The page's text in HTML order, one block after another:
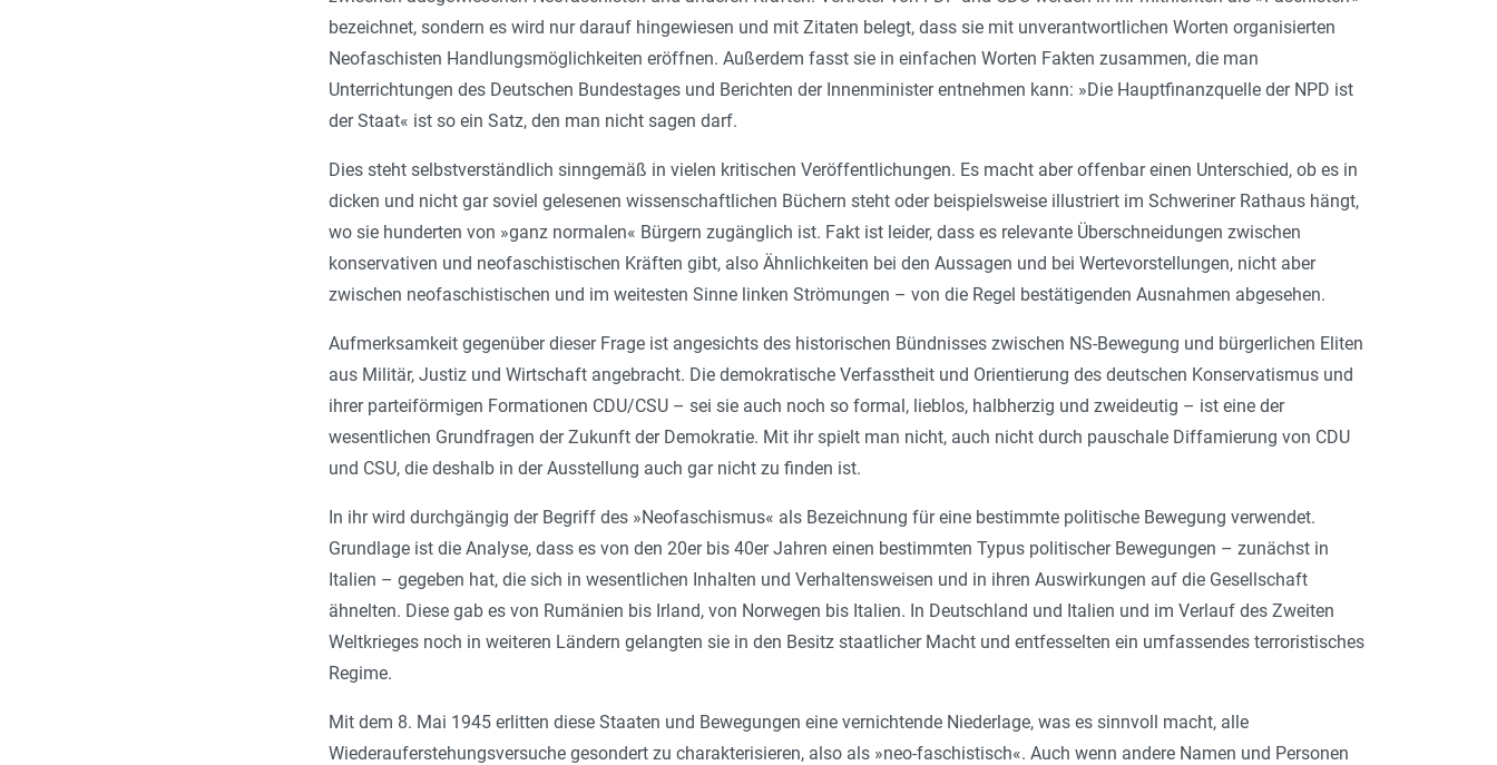
bezeichnet, sondern es wird nur darauf hingewiesen und mit Zitaten belegt, dass sie mit unverantwortlichen Worten organisierten
Neofaschisten Handlungsmöglichkeiten eröffnen. Außerdem fasst sie in einfachen Worten Fakten zusammen, die man
Unterrichtungen des Deutschen Bundestages und Berichten der Innenminister entnehmen kann: »Die Hauptfinanzquelle der NPD ist
der Staat« ist so ein Satz, den man nicht sagen darf.
Dies steht selbstverständlich sinngemäß in vielen kritischen Veröffentlichungen. Es macht aber offenbar einen Unterschied, ob es in
dicken und nicht gar soviel gelesenen wissenschaftlichen Büchern steht oder beispielsweise illustriert im Schweriner Rathaus hängt,
wo sie hunderten von »ganz normalen« Bürgern zugänglich ist. Fakt ist leider, dass es relevante Überschneidungen zwischen
konservativen und neofaschistischen Kräften gibt, also Ähnlichkeiten bei den Aussagen und bei Wertevorstellungen, nicht aber
zwischen neofaschistischen und im weitesten Sinne linken Strömungen – von die Regel bestätigenden Ausnahmen abgesehen.
Aufmerksamkeit gegenüber dieser Frage ist angesichts des historischen Bündnisses zwischen NS-Bewegung und bürgerlichen Eliten
aus Militär, Justiz und Wirtschaft angebracht. Die demokratische Verfasstheit und Orientierung des deutschen Konservatismus und
ihrer parteiförmigen Formationen CDU/CSU – sei sie auch noch so formal, lieblos, halbherzig und zweideutig – ist eine der
wesentlichen Grundfragen der Zukunft der Demokratie. Mit ihr spielt man nicht, auch nicht durch pauschale Diffamierung von CDU
und CSU, die deshalb in der Ausstellung auch gar nicht zu finden ist.
In ihr wird durchgängig der Begriff des »Neofaschismus« als Bezeichnung für eine bestimmte politische Bewegung verwendet.
Grundlage ist die Analyse, dass es von den 20er bis 40er Jahren einen bestimmten Typus politischer Bewegungen – zunächst in
Italien – gegeben hat, die sich in wesentlichen Inhalten und Verhaltensweisen und in ihren Auswirkungen auf die Gesellschaft
ähnelten. Diese gab es von Rumänien bis Irland, von Norwegen bis Italien. In Deutschland und Italien und im Verlauf des Zweiten
Weltkrieges noch in weiteren Ländern gelangten sie in den Besitz staatlicher Macht und entfesselten ein umfassendes terroristisches
Regime.
Mit dem 8. Mai 1945 erlitten diese Staaten und Bewegungen eine vernichtende Niederlage, was es sinnvoll macht, alle
Wiederauferstehungsversuche gesondert zu charakterisieren, also als »neo-faschistisch«. Auch wenn andere Namen und Personen